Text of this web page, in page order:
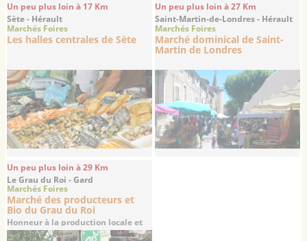
Un peu plus loin à 17 Km
Sète - Hérault
Marchés Foires
Les halles centrales de Sète
Un peu plus loin à 27 Km
Saint-Martin-de-Londres - Hérault
Marchés Foires
Marché dominical de Saint-
Martin de Londres
Un peu plus loin à 29 Km
Le Grau du Roi - Gard
Marchés Foires
Marché des producteurs et
Bio du Grau du Roi
Honneur à la production locale et
aux produits ...